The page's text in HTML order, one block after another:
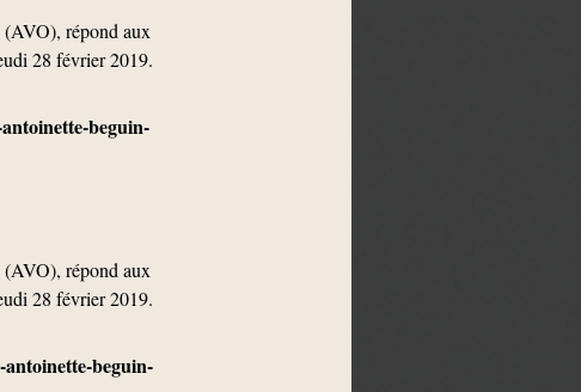
répond aux
28 février 2019.
beguin-
répond aux
28 février 2019.
beguin-